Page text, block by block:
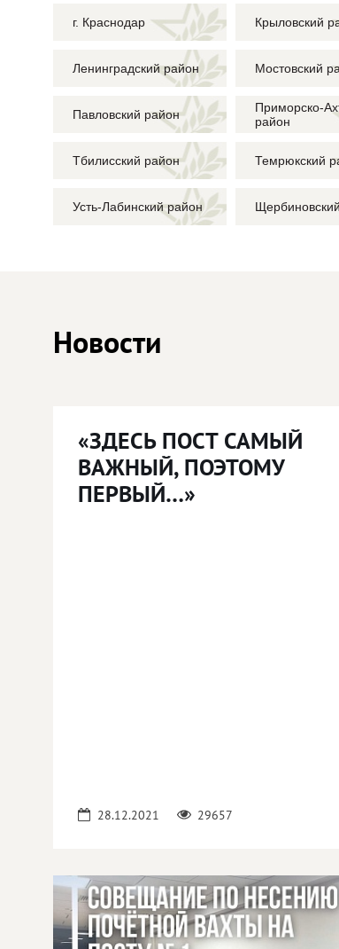
г. Краснодар Крыловский
Ленинградский район Мостовский
Павловский район
Приморско-
район
Тбилисский район Темрюкский
Усть-Лабинский район
Новости
«ЗДЕСЬ ПОСТ САМЫЙ
ВАЖНЫЙ, ПОЭТОМУ
ПЕРВЫЙ…»
28.12.2021 29657